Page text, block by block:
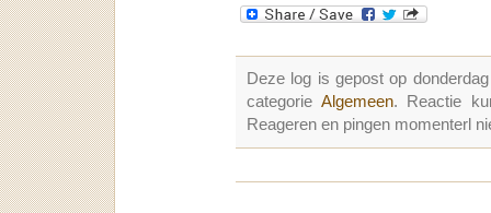
Deze log is gepost op
categorie Algemeen. Reactie
Reageren en pingen momenterl